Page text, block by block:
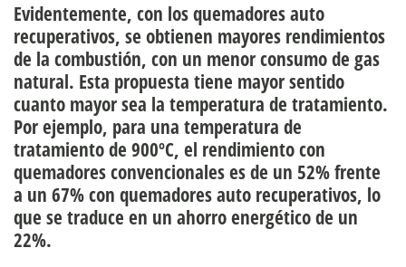
Evidentemente, con los quemadores auto
recuperativos, se obtienen mayores rendimientos
de la combustión, con un menor consumo de gas
natural. Esta propuesta tiene mayor sentido
cuanto mayor sea la temperatura de tratamiento.
Por ejemplo, para una temperatura de
tratamiento de 900ºC, el rendimiento con
quemadores convencionales es de un 52% frente
a un 67% con quemadores auto recuperativos, lo
que se traduce en un ahorro energético de un
22%.